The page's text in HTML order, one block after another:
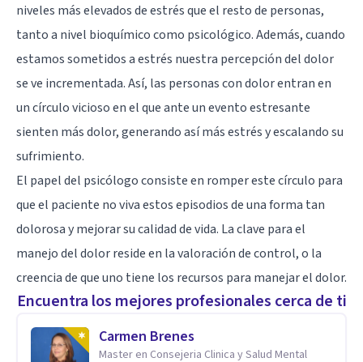
niveles más elevados de estrés que el resto de personas,
tanto a nivel bioquímico como psicológico. Además, cuando
estamos sometidos a estrés nuestra percepción del dolor
se ve incrementada. Así, las personas con dolor entran en
un círculo vicioso en el que ante un evento estresante
sienten más dolor, generando así más estrés y escalando su
sufrimiento.
El papel del psicólogo consiste en romper este círculo para
que el paciente no viva estos episodios de una forma tan
dolorosa y mejorar su calidad de vida. La clave para el
manejo del dolor reside en la valoración de control, o la
creencia de que uno tiene los recursos para manejar el dolor.
Encuentra los mejores profesionales cerca de ti
Carmen Brenes
Master en Consejeria Clinica y Salud Mental